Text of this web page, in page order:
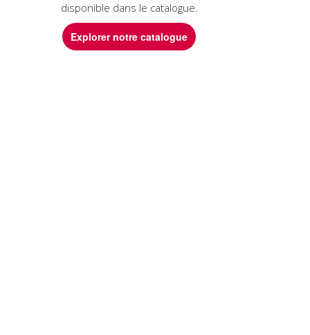
disponible dans le catalogue.
Explorer notre catalogue